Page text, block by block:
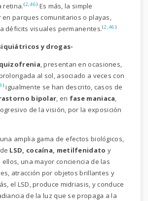
retina.(2,46) Es más, la simple
en parques comunitarios o playas,
déficits visuales permanentes.(2,46 )
y drogas-
, presentan en ocasiones,
al sol, asociado a veces con
) igualmente se han descrito, casos de
bipolar, en fase maniaca,
de la visión, por la exposición
amplia gama de efectos biológicos,
LSD, cocaína, metilfenidato y
ellos, una mayor conciencia de las
atracción por objetos brillantes y
el LSD, produce midriasis, y conduce
de la luz que se propaga a la